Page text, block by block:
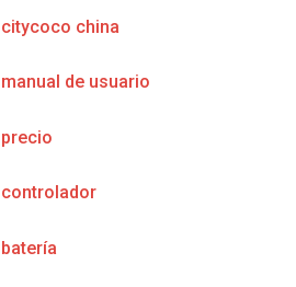
citycoco china
manual de usuario
precio
controlador
batería